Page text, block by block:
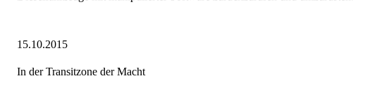
15.10.2015
In der Transitzone der Macht